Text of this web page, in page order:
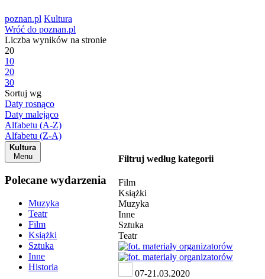
poznan.pl Kultura
Wróć do poznan.pl
Liczba wyników na stronie
20
10
20
30
Sortuj wg
Daty rosnąco
Daty malejąco
Alfabetu (A-Z)
Alfabetu (Z-A)
Kultura
Menu
Polecane wydarzenia
Muzyka
Teatr
Film
Książki
Sztuka
Inne
Historia
Filtruj według kategorii
Film
Książki
Muzyka
Inne
Sztuka
Teatr
07-21.03.2020